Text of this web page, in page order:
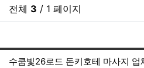
전체 3 / 1 페이지
수쿰빛26로드 돈키호테 마사지 업